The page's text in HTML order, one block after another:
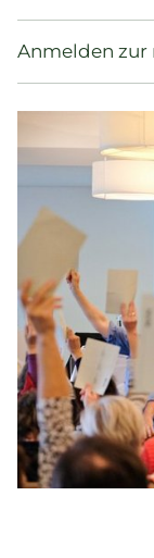
Anmelden zur